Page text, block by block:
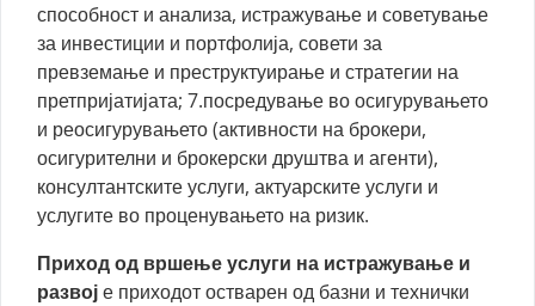
способност и анализа, истражување и советување
за инвестиции и портфолија, совети за
превземање и преструктуирање и стратегии на
претпријатијата; 7.посредување во осигурувањето
и реосигурувањето (активности на брокери,
осигурителни и брокерски друштва и агенти),
консултантските услуги, актуарските услуги и
услугите во проценувањето на ризик.
Приход од вршење услуги на истражување и
развоје приходот остварен од базни и технички